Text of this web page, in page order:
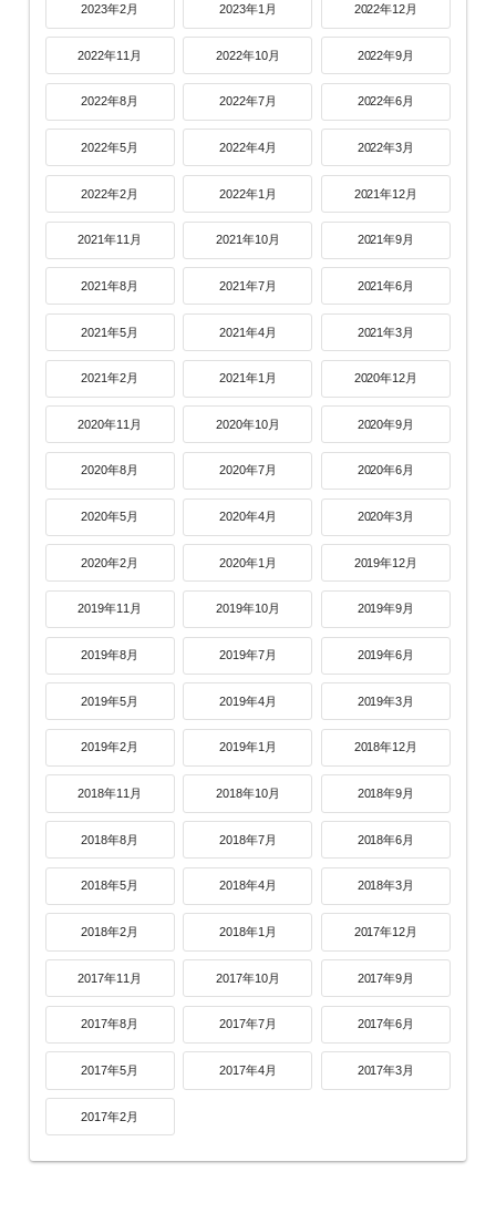
2023年2月 2023年1月 2022年12月
2022年11月 2022年10月 2022年9月
2022年8月 2022年7月 2022年6月
2022年5月 2022年4月 2022年3月
2022年2月 2022年1月 2021年12月
2021年11月 2021年10月 2021年9月
2021年8月 2021年7月 2021年6月
2021年5月 2021年4月 2021年3月
2021年2月 2021年1月 2020年12月
2020年11月 2020年10月 2020年9月
2020年8月 2020年7月 2020年6月
2020年5月 2020年4月 2020年3月
2020年2月 2020年1月 2019年12月
2019年11月 2019年10月 2019年9月
2019年8月 2019年7月 2019年6月
2019年5月 2019年4月 2019年3月
2019年2月 2019年1月 2018年12月
2018年11月 2018年10月 2018年9月
2018年8月 2018年7月 2018年6月
2018年5月 2018年4月 2018年3月
2018年2月 2018年1月 2017年12月
2017年11月 2017年10月 2017年9月
2017年8月 2017年7月 2017年6月
2017年5月 2017年4月 2017年3月
2017年2月